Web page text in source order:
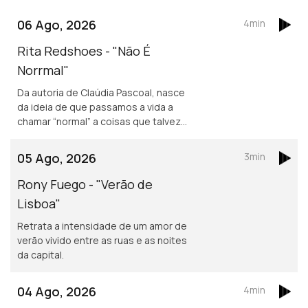
06 Ago, 2026
Rita Redshoes - "Não É
Norrmal"
Da autoria de Claúdia Pascoal, nasce
da ideia de que passamos a vida a
chamar “normal” a coisas que talvez
4min
05 Ago, 2026
Rony Fuego - "Verão de
Lisboa"
Retrata a intensidade de um amor de
verão vivido entre as ruas e as noites
da capital.
3min
04 Ago, 2026 4min